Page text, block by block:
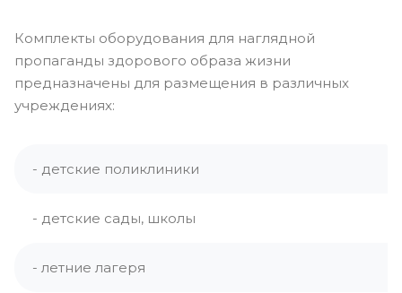
Комплекты оборудования для наглядной
пропаганды здорового образа жизни
предназначены для размещения в различных
учреждениях:
- детские поликлиники
- детские сады, школы
- летние лагеря